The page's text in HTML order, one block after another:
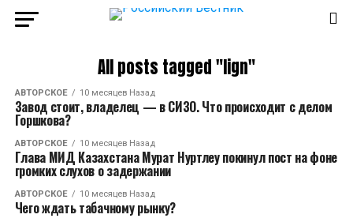
All posts tagged "lign"
АВТОРСКОЕ 10 месяцев Назад
Завод стоит, владелец — в СИЗО. Что происходит с делом
Горшкова?
АВТОРСКОЕ 10 месяцев Назад
Глава МИД Казахстана Мурат Нуртлеу покинул пост на фоне
громких слухов о задержании
АВТОРСКОЕ 10 месяцев Назад
Чего ждать табачному рынку?